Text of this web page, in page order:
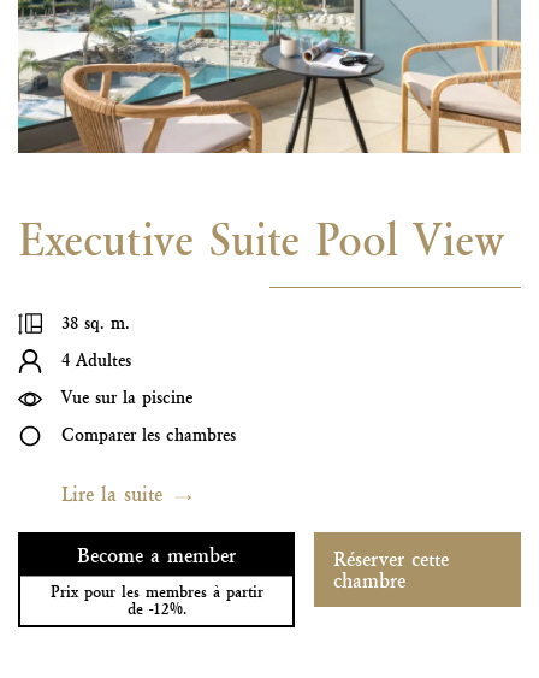
Executive Suite Pool View
38 sq. m.
4 Adultes
Vue sur la piscine
Comparer les chambres
Lire la suite
Become a member
Prix pour les membres à partir
de -12%.
Réserver cette
chambre